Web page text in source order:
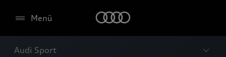
Menü
Audi Sport